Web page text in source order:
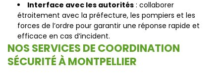
Interface avec les autorités : collaborer
étroitement avec la préfecture, les pompiers et les
forces de l’ordre pour garantir une réponse rapide et
efficace en cas d’incident.
NOS SERVICES DE COORDINATION
SÉCURITÉ À MONTPELLIER